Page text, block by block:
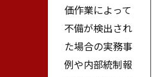
価作業によって
不備が検出され
た場合の実務事
例や内部統制報